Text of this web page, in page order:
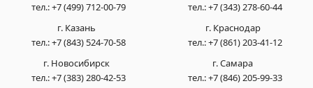
тел.:+7 (499) 712-00-79
г. Казань
тел.:+7 (843) 524-70-58
г. Новосибирск
тел.:+7 (383) 280-42-53
тел.:+7 (343) 278-60-44
г. Краснодар
тел.:+7 (861) 203-41-12
г. Самара
тел.:+7 (846) 205-99-33